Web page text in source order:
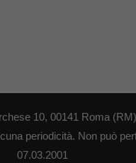
10, 00141 Roma
periodicità. Non può
07.03.2001